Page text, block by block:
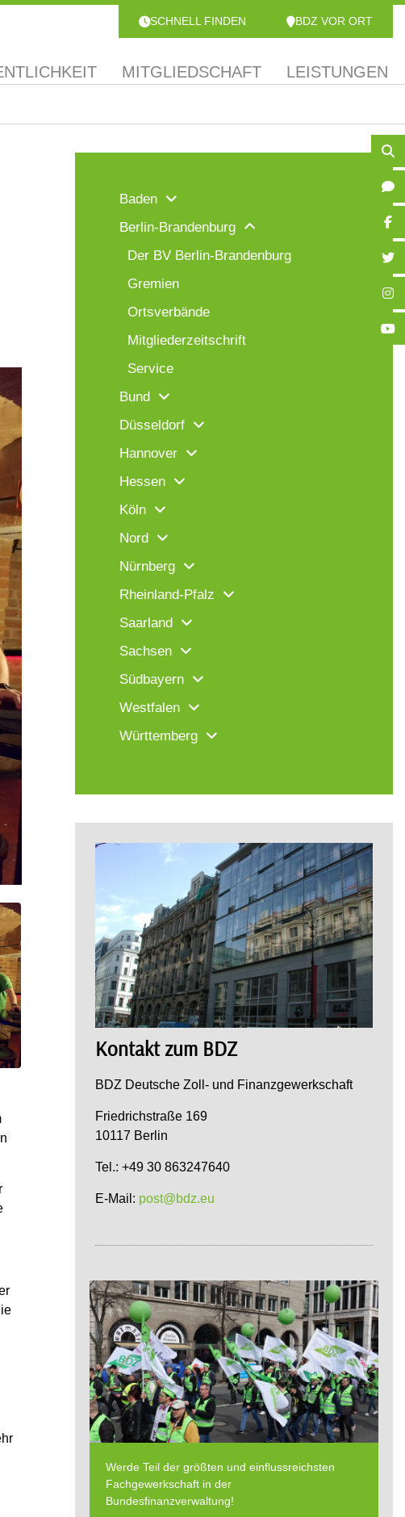
SCHNELL FINDEN BDZ VOR ORT
MITGLIEDSCHAFT LEISTUNGEN
Baden
Berlin-Brandenburg
Der BV Berlin-Brandenburg
Gremien
Ortsverbände
Mitgliederzeitschrift
Service
Bund
Düsseldorf
Hannover
Hessen
Köln
Nord
Nürnberg
Rheinland-Pfalz
Saarland
Sachsen
Südbayern
Westfalen
Württemberg
Kontakt zum BDZ
BDZ Deutsche Zoll- und Finanzgewerkschaft
Friedrichstraße 169
10117 Berlin
Tel.: +49 30 863247640
E-Mail: post@bdz.eu
Werde Teil der größten und einflussreichsten
Fachgewerkschaft in der
Bundesfinanzverwaltung!